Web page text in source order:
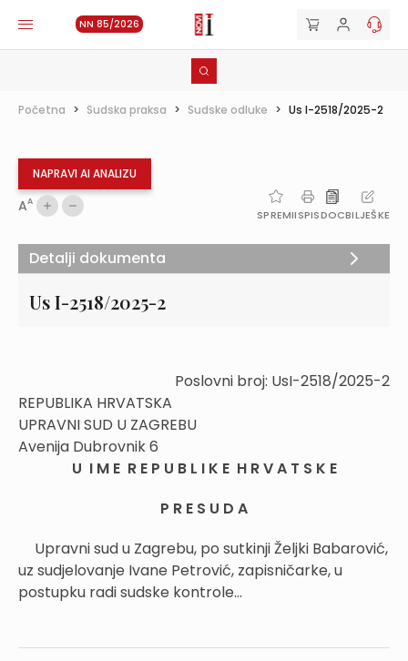
NN 85/2026
Početna > Sudska praksa > Sudske odluke > Us I-2518/2025-2
NAPRAVI AI ANALIZU
AA
SPREMIISPISDOCBILJEŠKE
Us I-2518/2025-2
Poslovni broj: UsI-2518/2025-2
REPUBLIKA HRVATSKA
UPRAVNI SUD U ZAGREBU
Avenija Dubrovnik 6
U I M E R E P U B L I K E H R V A T S K E
P R E S U D A
Upravni sud u Zagrebu, po sutkinji Željki Babarović,
uz sudjelovanje Ivane Petrović, zapisničarke, u
postupku radi sudske kontrole...
Detalji dokumenta